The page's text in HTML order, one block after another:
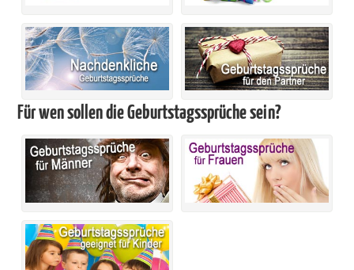
Für wen sollen die Geburtstagssprüche sein?